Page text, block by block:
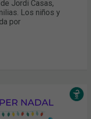
Jordi Casas,
Los niños y
por